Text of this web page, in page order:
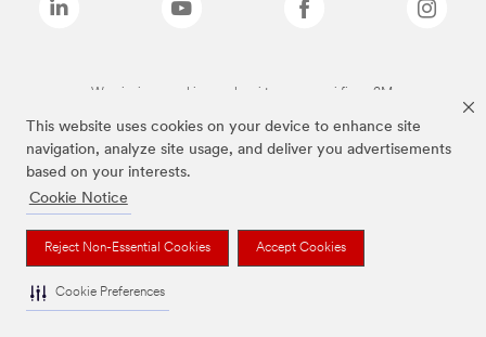
This website uses cookies on your device to enhance site
navigation, analyze site usage, and deliver you advertisements
based on your interests.
Cookie Notice
Reject Non-Essential Cookies Accept Cookies
Cookie Preferences
Wymienione marki są znakami towarowymi firmy 3M.